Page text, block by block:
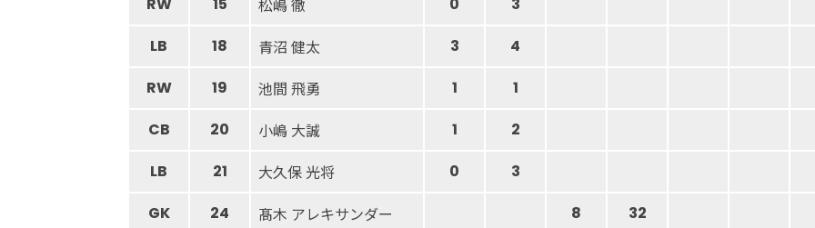
RW
15 松嶋 徹 0
3
LB
18 青沼 健太 3
4
RW
19 池間 飛勇 1
1
CB
20 小嶋 大誠 1
2
LB
21 大久保 光将 0
3
GK
24 髙木 アレキサンダー 8
32